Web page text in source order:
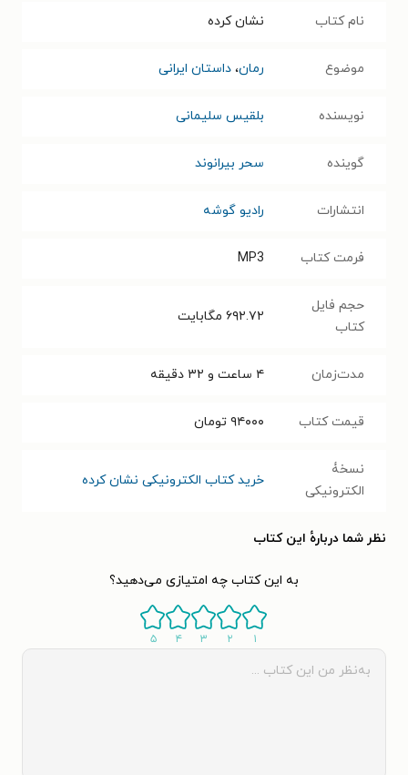
نام کتاب نشان کرده
موضوع رمان، داستان ایرانی
نویسنده بلقیس سلیمانی
گوینده سحر بیرانوند
انتشارات رادیو گوشه
فرمت کتاب MP3
حجم فایل
کتاب
۶۹۲.۷۲ مگابایت
مدت‌زمان ۴ ساعت و ۳۲ دقیقه
قیمت کتاب ۹۴۰۰۰ تومان
نسخۀ
الکترونیکی
خرید کتاب الکترونیکی نشان کرده
نظر شما دربارهٔ این کتاب
به این کتاب چه امتیازی می‌دهید؟
۱ ۲ ۳ ۴ ۵